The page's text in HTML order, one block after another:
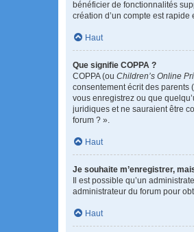
bénéficier de fonctionnalités
création d’un compte est rapide
Haut
Que signifie COPPA ?
COPPA (ou Children’s Online
consentement écrit des parents
vous enregistrez ou que
juridiques et ne sauraient être
forum ? ».
Haut
Je souhaite m’enregistrer,
Il est possible qu’un
administrateur du forum pour
Haut